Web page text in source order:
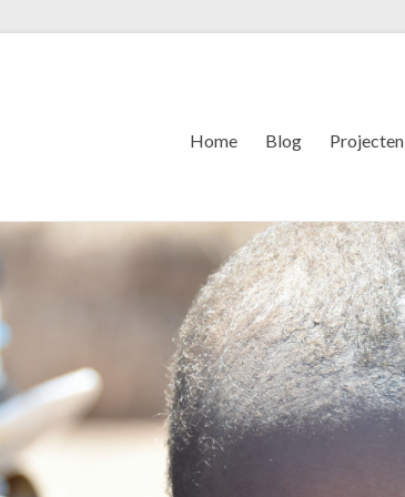
Home Blog Projecten